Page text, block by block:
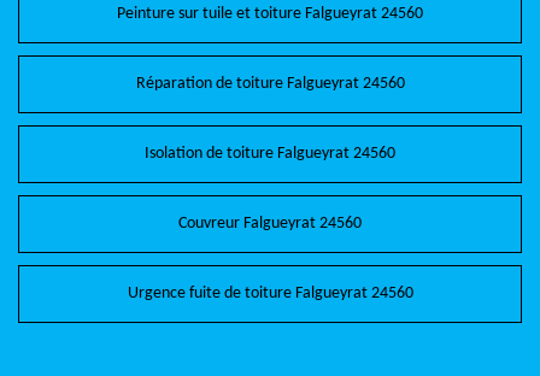
Peinture sur tuile et toiture Falgueyrat 24560
Réparation de toiture Falgueyrat 24560
Isolation de toiture Falgueyrat 24560
Couvreur Falgueyrat 24560
Urgence fuite de toiture Falgueyrat 24560